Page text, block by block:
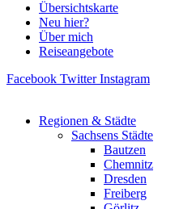
Übersichtskarte
Neu hier?
Über mich
Reiseangebote
Facebook Twitter Instagram
Regionen & Städte
Sachsens Städte
Bautzen
Chemnitz
Dresden
Freiberg